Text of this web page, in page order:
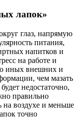
лапок»
глаз, напрямую
питания,
напитков и
на работе и
иных внешних и
чем мазать
недостаточно,
правильно
на воздухе и меньше
точно